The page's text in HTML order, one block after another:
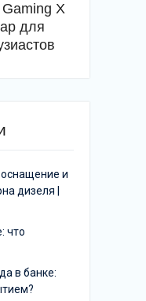
X
для
и
дизеля |
что
в банке: